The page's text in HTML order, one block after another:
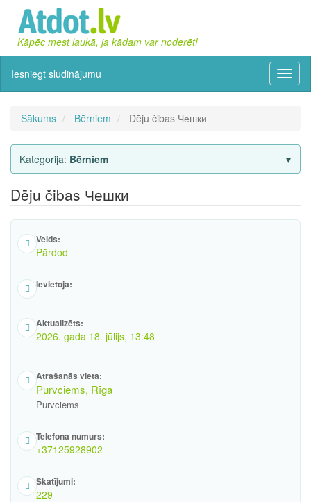
Kāpēc mest laukā, ja kādam var noderēt!
Iesniegt sludinājumu
Sākums Bērniem Dēju čibas Чешки
Kategorija: Bērniem
Dēju čibas Чешки
Veids:
Pārdod
Ievietoja:
Aktualizēts:
2026. gada 18. jūlijs, 13:48
Atrašanās vieta:
Purvciems, Rīga
Purvciems
Telefona numurs:
+37125928902
Skatījumi:
229